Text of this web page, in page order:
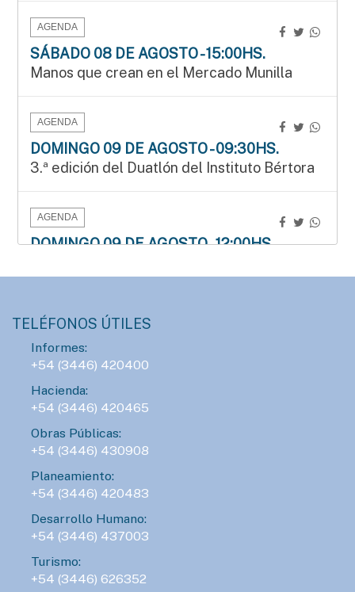
AGENDA
SÁBADO 08 DE AGOSTO - 15:00HS.
Manos que crean en el Mercado Munilla
AGENDA
DOMINGO 09 DE AGOSTO - 09:30HS.
3.ª edición del Duatlón del Instituto Bértora
AGENDA
DOMINGO 09 DE AGOSTO - 12:00HS.
AGENDA
ConTIER convoca a grupos teatrales para
desarrollar proyectos asociativos
SÁBADO 15 DE AGOSTO - 16:00HS.
Gran Prix Chipote 2026 de ajedrez blitz
AGENDA
DOMINGO 16 DE AGOSTO - 14:00HS.
Fiesta del Día del Niño
TELÉFONOS ÚTILES
Informes:
+54 (3446) 420400
Hacienda:
+54 (3446) 420465
Obras Públicas:
+54 (3446) 430908
Planeamiento:
+54 (3446) 420483
Desarrollo Humano:
+54 (3446) 437003
Turismo:
+54 (3446) 626352